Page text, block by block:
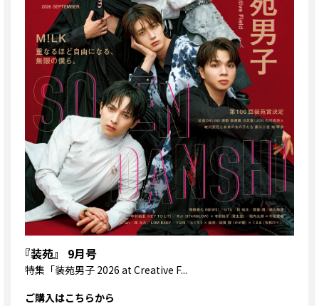
『装苑』 9月号
特集 「装苑男子 2026 at Creative F...
ご購入はこちらから